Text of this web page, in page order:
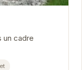
un cadre